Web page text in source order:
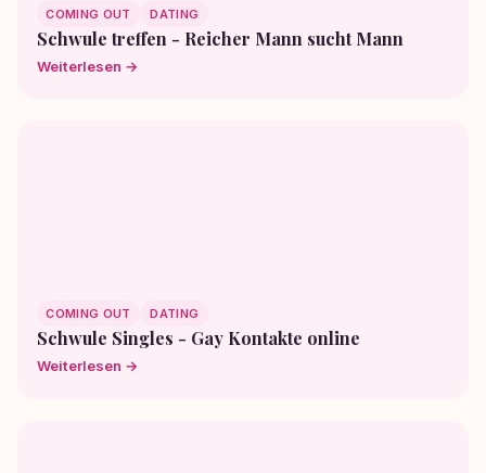
COMING OUT DATING
Schwule treffen - Reicher Mann sucht Mann
Weiterlesen →
COMING OUT DATING
Schwule Singles - Gay Kontakte online
Weiterlesen →